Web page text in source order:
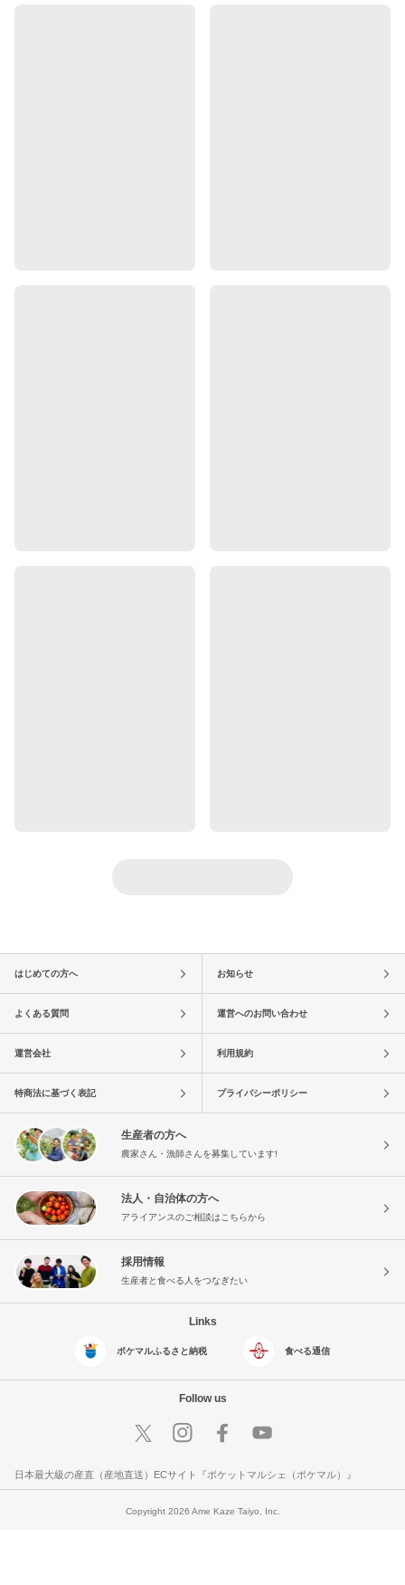
はじめての方へ お知らせ
よくある質問 運営へのお問い合わせ
運営会社 利用規約
特商法に基づく表記 プライバシーポリシー
生産者の方へ
農家さん・漁師さんを募集しています!
法人・自治体の方へ
アライアンスのご相談はこちらから
採用情報
生産者と食べる人をつなぎたい
Links
ポケマルふるさと納税 食べる通信
Follow us
日本最大級の産直（産地直送）ECサイト『ポケットマルシェ（ポケマル）』
Copyright 2026 Ame Kaze Taiyo, Inc.